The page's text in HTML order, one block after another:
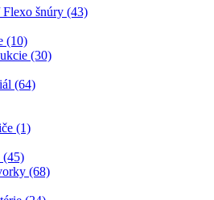
šnúry (43)
(10)
(30)
(64)
(1)
(45)
(68)